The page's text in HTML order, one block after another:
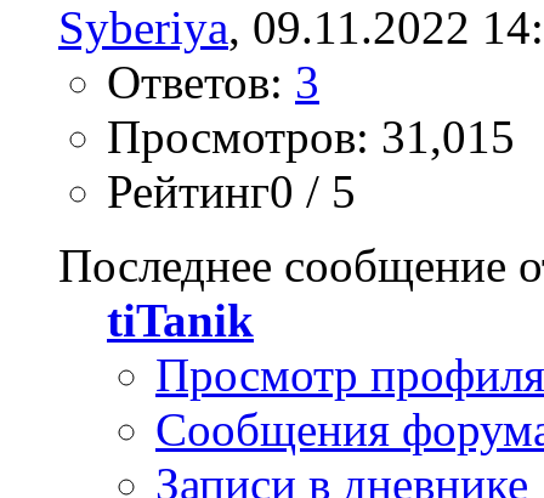
Syberiya, 09.11.2022
Ответов: 3
Просмотров: 31,015
Рейтинг0 / 5
Последнее сообщение
tiTanik
Просмотр профиля
Сообщения
Записи в дневнике